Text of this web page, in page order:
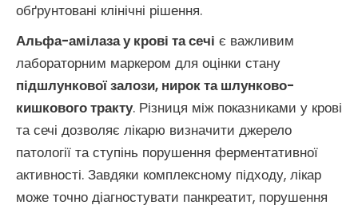
обґрунтовані клінічні рішення.
Альфа-амілаза у крові та сечі є важливим
лабораторним маркером для оцінки стану
підшлункової залози, нирок та шлунково-
кишкового тракту. Різниця між показниками у крові
та сечі дозволяє лікарю визначити джерело
патології та ступінь порушення ферментативної
активності. Завдяки комплексному підходу, лікар
може точно діагностувати панкреатит, порушення